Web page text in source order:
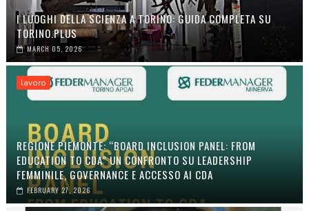
I LUOGHI DELLA SCIENZA A TORINO: GUIDA COMPLETA SU
TORINO.PLUS
MARCH 05, 2026
lavoro
REGIONE PIEMONTE: “BOARD INCLUSION PANEL: FROM
EDUCATION TO CDA” UN CONFRONTO SU LEADERSHIP
FEMMINILE, GOVERNANCE E ACCESSO AI CDA
FEBRUARY 27, 2026